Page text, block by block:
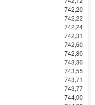
742,20
742,22
742,24
742,31
742,60
742,80
743,30
743,55
743,71
743,77
744,00